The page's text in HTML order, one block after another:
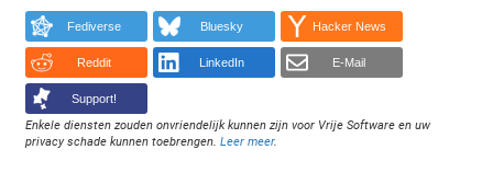
Fediverse Bluesky Hacker News
Reddit LinkedIn E-Mail
Support!
Enkele diensten zouden onvriendelijk kunnen zijn voor Vrije Software en uw
privacy schade kunnen toebrengen.Leer meer.